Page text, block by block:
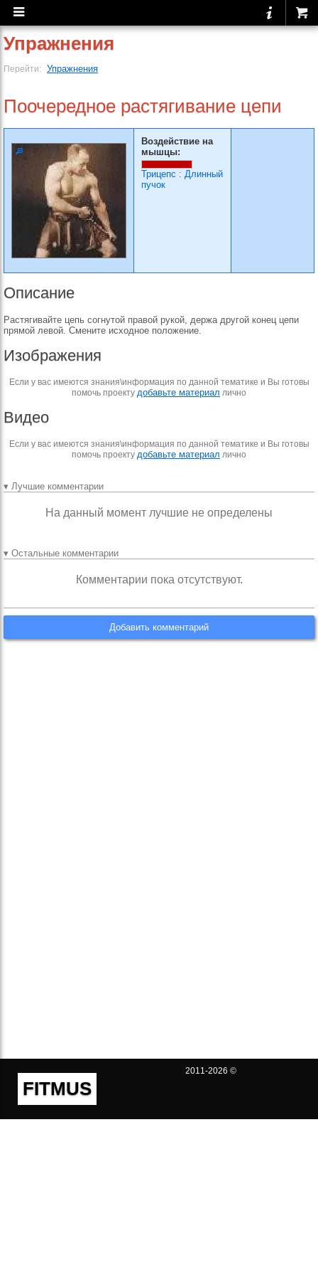
Упражнения
Перейти: Упражнения
Поочередное растягива­ние цепи
Воздействие на
мышцы:
Трицепс : Длинный
пучок
Описание
Растягивайте цепь согнутой правой рукой, держа другой конец цепи
прямой левой. Смените исходное положение.
Изображения
Если у вас имеются знания\информация по данной тематике и Вы готовы
помочь проекту добавьте материал лично
Видео
Если у вас имеются знания\информация по данной тематике и Вы готовы
помочь проекту добавьте материал лично
▾ Лучшие комментарии
На данный момент лучшие не определены
▾ Остальные комментарии
Комментарии пока отсутствуют.
Добавить комментарий
FITMUS
2011-2026 ©